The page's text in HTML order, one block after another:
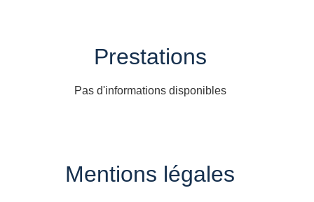
Prestations
Pas d'informations disponibles
Mentions légales